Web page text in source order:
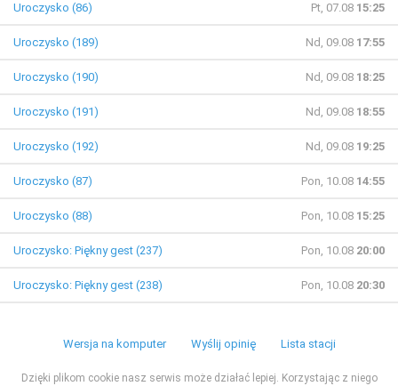
Uroczysko (86) Pt, 07.08 15:25
Uroczysko (189) Nd, 09.08 17:55
Uroczysko (190) Nd, 09.08 18:25
Uroczysko (191) Nd, 09.08 18:55
Uroczysko (192) Nd, 09.08 19:25
Uroczysko (87) Pon, 10.08 14:55
Uroczysko (88) Pon, 10.08 15:25
Uroczysko: Piękny gest (237) Pon, 10.08 20:00
Uroczysko: Piękny gest (238) Pon, 10.08 20:30
Wersja na komputer Wyślij opinię Lista stacji
Dzięki plikom cookie nasz serwis może działać lepiej. Korzystając z niego